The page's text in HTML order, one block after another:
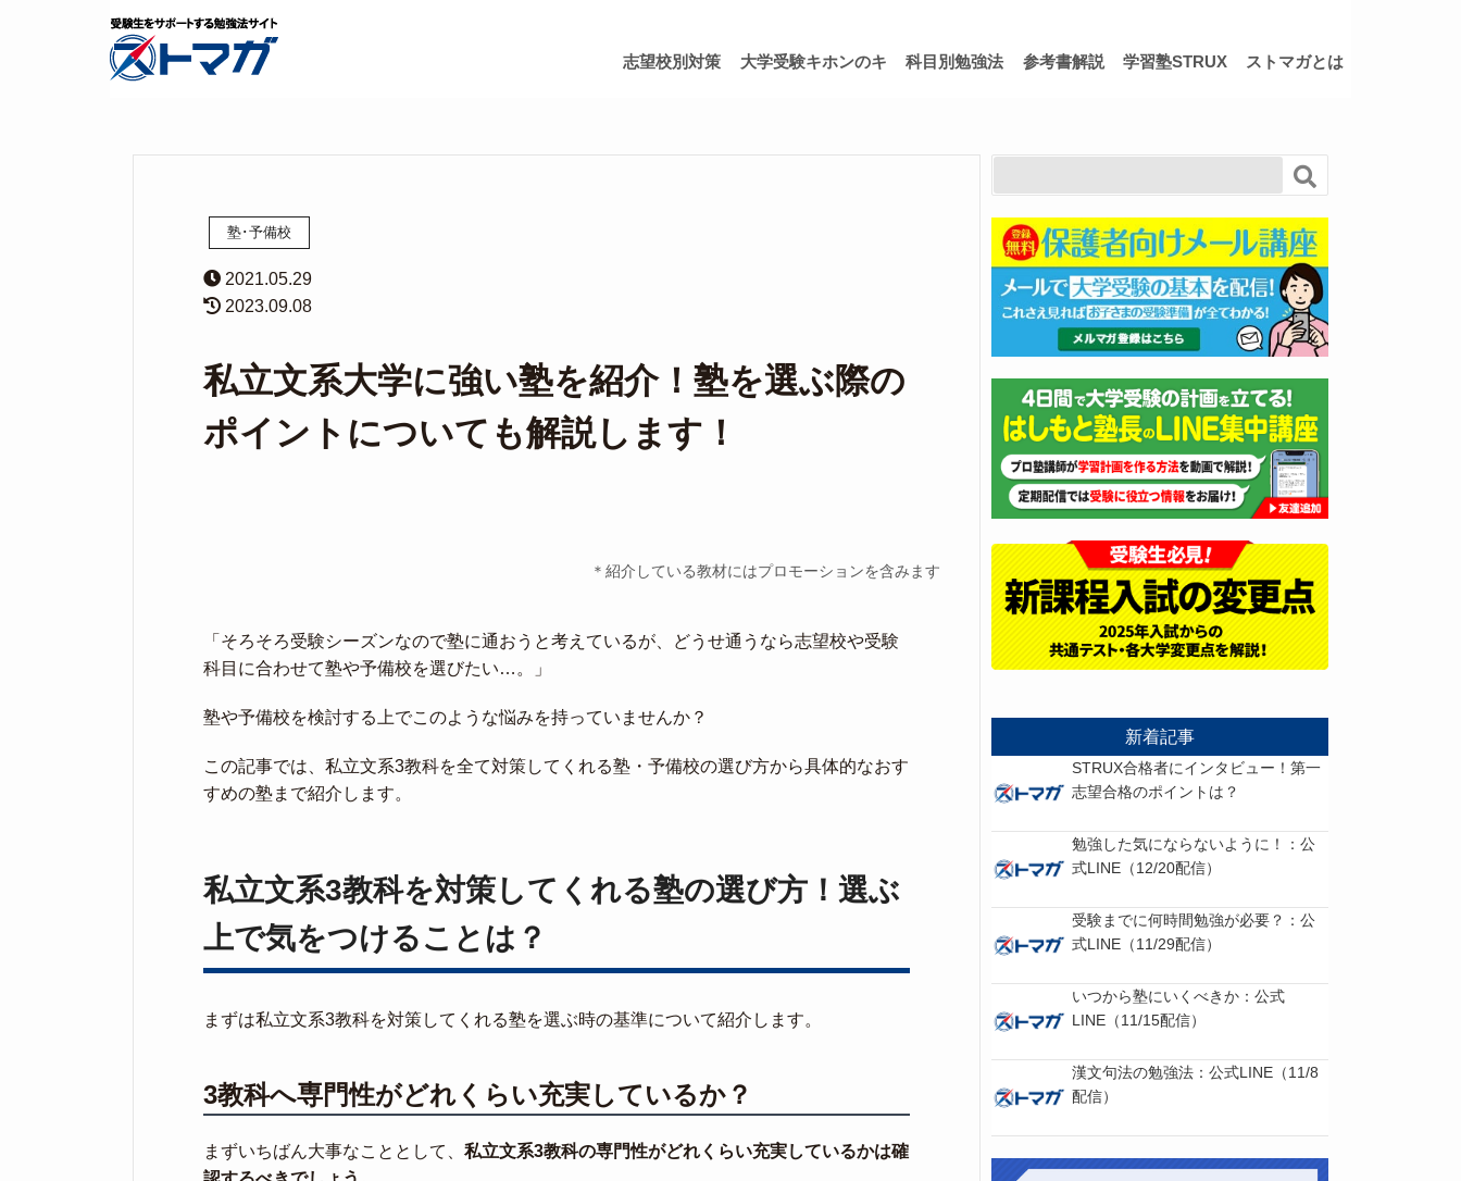
志望校別対策 大学受験キホンのキ 科目別勉強法 参考書解説 学習塾STRUX ストマガとは
塾･予備校
2021.05.29
2023.09.08
私立文系大学に強い塾を紹介！塾を選ぶ際の
ポイントについても解説します！
＊紹介している教材にはプロモーションを含みます
「そろそろ受験シーズンなので塾に通おうと考えているが、どうせ通うなら志望校や受験
科目に合わせて塾や予備校を選びたい…。」
塾や予備校を検討する上でこのような悩みを持っていませんか？
この記事では、私立文系3教科を全て対策してくれる塾・予備校の選び方から具体的なおす
すめの塾まで紹介します。
私立文系3教科を対策してくれる塾の選び方！選ぶ
上で気をつけることは？
まずは私立文系3教科を対策してくれる塾を選ぶ時の基準について紹介します。
3教科へ専門性がどれくらい充実しているか？
まずいちばん大事なこととして、 私立文系3教科の専門性がどれくらい充実しているかは確
新着記事
STRUX合格者にインタビュー！第一
志望合格のポイントは？
勉強した気にならないように！：公
式LINE（12/20配信）
受験までに何時間勉強が必要？：公
式LINE（11/29配信）
いつから塾にいくべきか：公式
LINE（11/15配信）
漢文句法の勉強法：公式LINE（11/8
配信）